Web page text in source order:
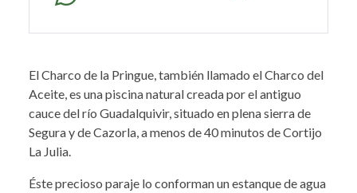
El Charco de la Pringue, también llamado el Charco del
Aceite, es una piscina natural creada por el antiguo
cauce del río Guadalquivir, situado en plena sierra de
Segura y de Cazorla, a menos de 40 minutos de Cortijo
La Julia.
Éste precioso paraje lo conforman un estanque de agua